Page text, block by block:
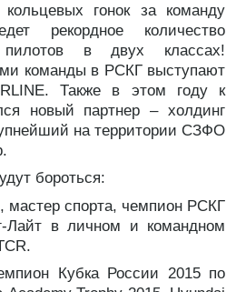
гонок за команду
рекордное количество
в двух классах!
команды в РСКГ выступают
Также в этом году к
новый партнер – холдинг
на территории СЗФО
бороться:
мастер спорта, чемпион РСКГ
Лайт в личном и командном
Кубка России 2015 по